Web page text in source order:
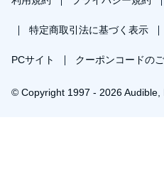
特定商取引法に基づく表示
PCサイト クーポンコードの
© Copyright 1997 - 2026 Audible,